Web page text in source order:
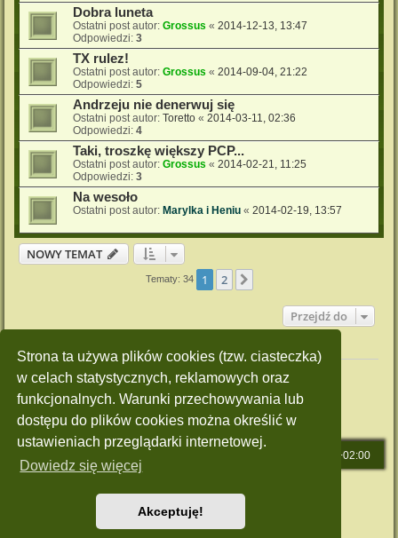
Strona ta używa plików cookies (tzw. ciasteczka)
w celach statystycznych, reklamowych oraz
funkcjonalnych. Warunki przechowywania lub
dostępu do plików cookies można określić w
ustawieniach przeglądarki internetowej.
Dowiedz się więcej
Akceptuję!
Dobra luneta
Ostatni post autor: Grossus « 2014-12-13, 13:47
Odpowiedzi: 3
TX rulez!
Ostatni post autor: Grossus « 2014-09-04, 21:22
Odpowiedzi: 5
Andrzeju nie denerwuj się
Ostatni post autor: Toretto « 2014-03-11, 02:36
Odpowiedzi: 4
Taki, troszkę większy PCP...
Ostatni post autor: Grossus « 2014-02-21, 11:25
Odpowiedzi: 3
Na wesoło
Ostatni post autor: Marylka i Heniu « 2014-02-19, 13:57
NOWY TEMAT
Tematy: 34 1 2
Przejdź do
Twoje uprawnienia na tym forum
Nie możesz
tworzyć nowych tematów
Nie możeszodpowiadać w tematach
Nie możeszzmieniać swoich postów
Nie możesz usuwać swoich postów
Nie możesz dodawać załączników
UTC+02:00
Style: Green-Style by Joyce&LunaphpBB-Style-Design
Zasady ochrony danych osobowych